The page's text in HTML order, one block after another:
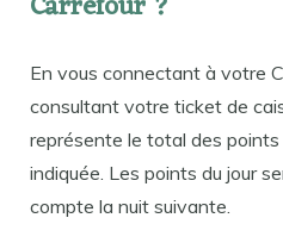
En vous connectant à votre
consultant votre ticket de
représente le total des
indiquée. Les points du jour
compte la nuit suivante.